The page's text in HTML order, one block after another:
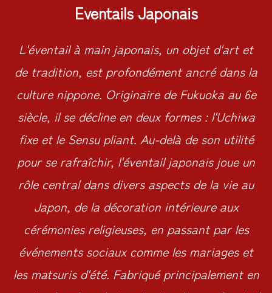
Eventails Japonais
L'éventail à main japonais, un objet d'art et
de tradition, est profondément ancré dans la
culture nippone. Originaire de Fukuoka au 6e
siècle, il se décline en deux formes : l'Uchiwa
fixe et le Sensu pliant. Au-delà de son utilité
pour se rafraîchir, l'éventail japonais joue un
rôle central dans divers aspects de la vie au
Japon, de la décoration intérieure aux
cérémonies religieuses, en passant par les
événements sociaux comme les mariages et
les matsuris d'été. Fabriqué principalement en